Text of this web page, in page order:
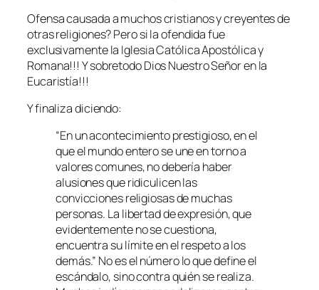
Ofensa causada a muchos cristianos y creyentes de
otras religiones? Pero si la ofendida fue
exclusivamente la Iglesia Católica Apostólica y
Romana!!! Y sobretodo Dios Nuestro Señor en la
Eucaristía!!!
Y finaliza diciendo:
“En un acontecimiento prestigioso, en el
que el mundo entero se une en torno a
valores comunes, no debería haber
alusiones que ridiculicen las
convicciones religiosas de muchas
personas. La libertad de expresión, que
evidentemente no se cuestiona,
encuentra su límite en el respeto a los
demás.” No es el número lo que define el
escándalo, sino contra quién se realiza.